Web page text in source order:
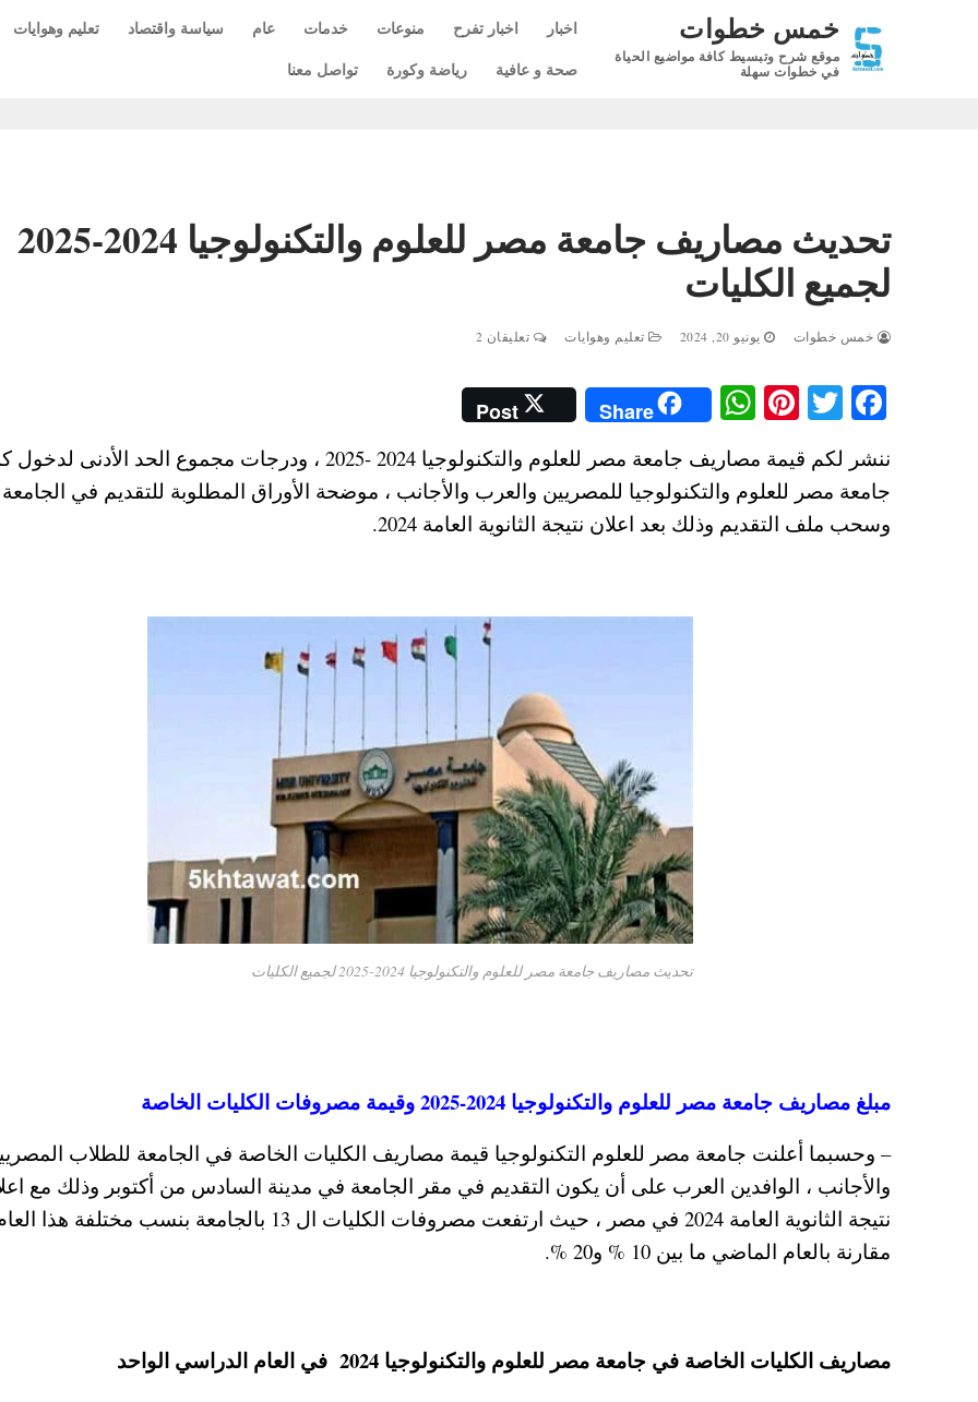
خمس خطوات
موقع شرح وتبسيط كافة مواضيع الحياة
في خطوات سهلة
اخبار اخبار تفرح منوعات خدمات عام سياسة واقتصاد تعليم وهوايات
صحة و عافية
رياضة وكورة تواصل معنا
تحديث مصاريف جامعة مصر للعلوم والتكنولوجيا 2024-2025
لجميع الكليات
خمس خطوات يونيو 20, 2024 تعليم وهوايات تعليقان 2
Fa
ce
bo
ok
T
tte
r
Pi
er
es
t
W
ha
ts
A
pp
Share
Post
ننشر لكم قيمة مصاريف جامعة مصر للعلوم والتكنولوجيا 2024 -2025 ، ودرجات مجموع الحد الأدنى
جامعة مصر للعلوم والتكنولوجيا للمصريين والعرب والأجانب ، موضحة الأوراق المطلوبة للتقديم في الجامعة
وسحب ملف التقديم وذلك بعد اعلان نتيجة الثانوية العامة 2024.
تحديث مصاريف جامعة مصر للعلوم والتكنولوجيا 2024-2025 لجميع الكليات
مبلغ مصاريف جامعة مصر للعلوم والتكنولوجيا 2024-2025 وقيمة مصروفات الكليات الخاصة
– وحسبما أعلنت جامعة مصر للعلوم التكنولوجيا قيمة مصاريف الكليات الخاصة في الجامعة للطلاب
والأجانب ، الوافدين العرب على أن يكون التقديم في مقر الجامعة في مدينة السادس من أكتوبر وذلك مع
نتيجة الثانوية العامة 2024 في مصر ، حيث ارتفعت مصروفات الكليات ال 13 بالجامعة بنسب مختلفة هذا
مقارنة بالعام الماضي ما بين 10 % و20 %.
مصاريف الكليات الخاصة في جامعة مصر للعلوم والتكنولوجيا 2024 في العام الدراسي الواحد